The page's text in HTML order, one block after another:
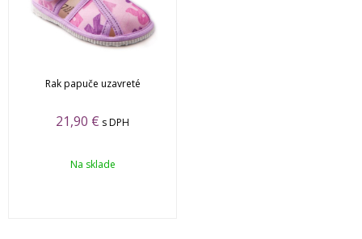
Rak papuče uzavreté
21,90 € s DPH
Na sklade